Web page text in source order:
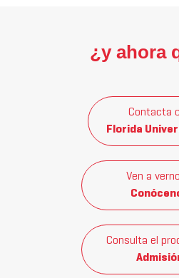
¿y ahora
Contacta
Florida
Ven a
Consulta el